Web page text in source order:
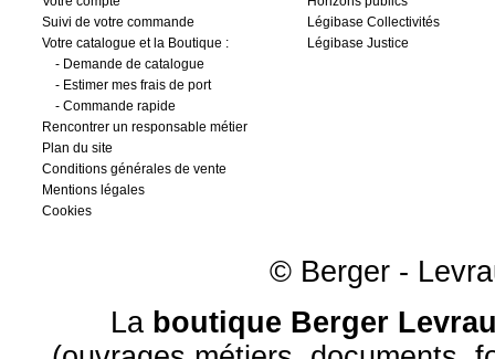
Suivi de votre commande
Votre catalogue et la Boutique :
- Demande de catalogue
- Estimer mes frais de port
- Commande rapide
Rencontrer un responsable métier
Plan du site
Conditions générales de vente
Mentions légales
Cookies
Légibase Collectivités
Légibase Justice
© Berger -
La boutique Berger